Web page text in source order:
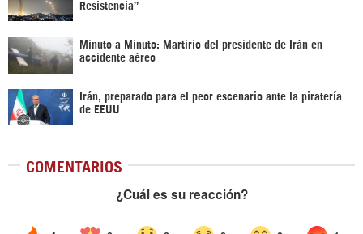
Resistencia”
Minuto a Minuto: Martirio del presidente de Irán en
accidente aéreo
Irán, preparado para el peor escenario ante la piratería
de EEUU
COMENTARIOS